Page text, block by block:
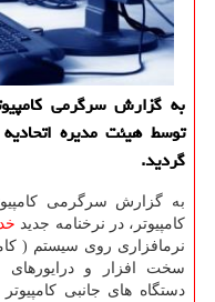
به گزارش سرگرمی
توسط هیئت مدیره
گردید.
به گزارش سرگرمی
كامپیوتر، در نرخنامه جدید
سخت افزار و
دستگاه های جانبی